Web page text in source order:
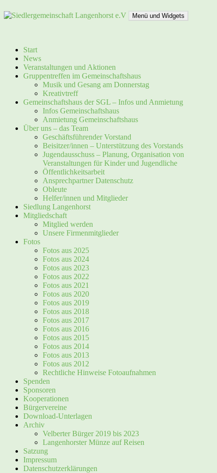
Inhalt
Menü und Widgets
Start
News
Veranstaltungen und Aktionen
Gruppentreffen im Gemeinschaftshaus
Musik und Gesang am Donnerstag
Kreativtreff
Gemeinschaftshaus der SGL – Infos und Anmietung
Infos Gemeinschaftshaus
Anmietung Gemeinschaftshaus
Über uns – das Team
Geschäftsführender Vorstand
Beisitzer/innen – Unterstützung des Vorstands
Jugendausschuss – Planung, Organisation von
Veranstaltungen für Kinder und Jugendliche
Öffentlichkeitsarbeit
Ansprechpartner Datenschutz
Obleute
Helfer/innen und Mitglieder
Siedlung Langenhorst
Mitgliedschaft
Mitglied werden
Unsere Firmenmitglieder
Fotos
Fotos aus 2025
Fotos aus 2024
Fotos aus 2023
Fotos aus 2022
Fotos aus 2021
Fotos aus 2020
Fotos aus 2019
Fotos aus 2018
Fotos aus 2017
Fotos aus 2016
Fotos aus 2015
Fotos aus 2014
Fotos aus 2013
Fotos aus 2012
Rechtliche Hinweise Fotoaufnahmen
Spenden
Sponsoren
Kooperationen
Bürgervereine
Download-Unterlagen
Archiv
Velberter Bürger 2019 bis 2023
Langenhorster Münze auf Reisen
Satzung
Impressum
Datenschutzerklärungen